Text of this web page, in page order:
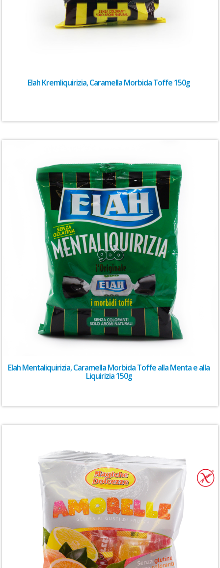
Elah Kremliquirizia, Caramella Morbida Toffe 150g
Elah Mentaliquirizia, Caramella Morbida Toffe alla Menta e alla
Liquirizia 150g